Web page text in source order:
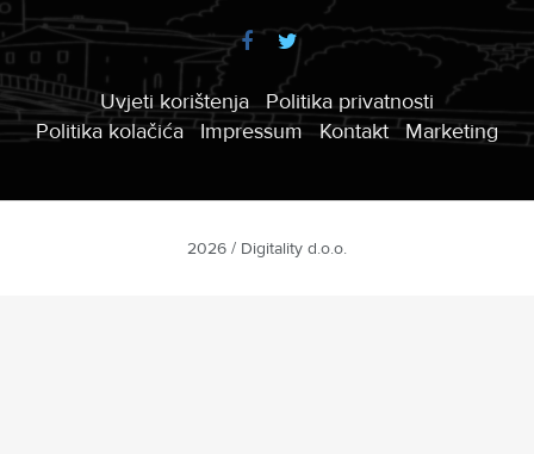
Uvjeti korištenja
Politika privatnosti
Politika kolačića
Impressum Kontakt Marketing
2026 / Digitality d.o.o.